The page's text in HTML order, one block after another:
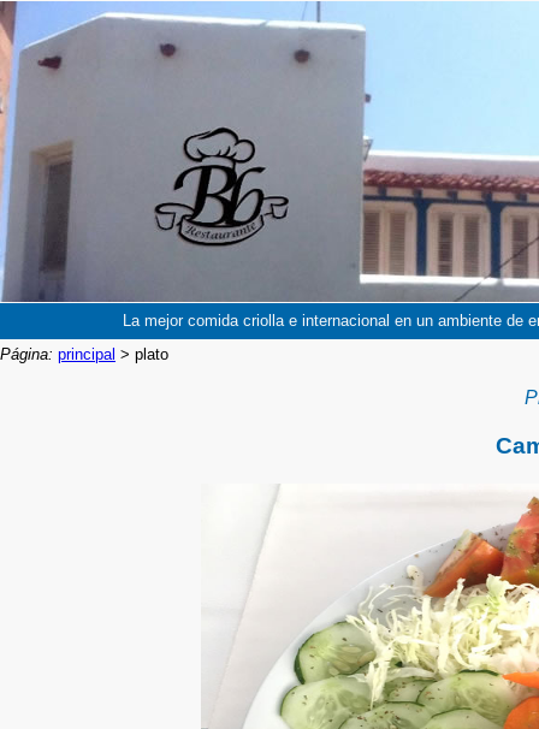
La mejor comida criolla e internacional en un ambiente
Página: principal > plato